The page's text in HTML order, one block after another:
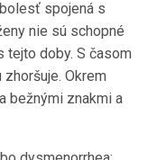
spojená s
nie sú schopné
tejto doby. S časom
Okrem
bežnými znakmi a